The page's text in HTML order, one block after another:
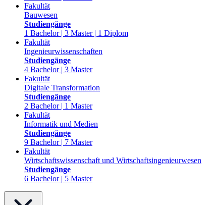
Fakultät
Bauwesen
Studiengänge
1 Bachelor | 3 Master | 1 Diplom
Fakultät
Ingenieurwissenschaften
Studiengänge
4 Bachelor | 3 Master
Fakultät
Digitale Transformation
Studiengänge
2 Bachelor | 1 Master
Fakultät
Informatik und Medien
Studiengänge
9 Bachelor | 7 Master
Fakultät
Wirtschaftswissenschaft und Wirtschaftsingenieurwesen
Studiengänge
6 Bachelor | 5 Master